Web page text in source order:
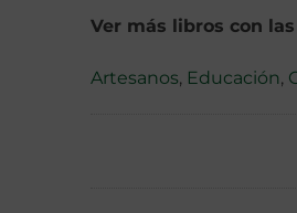
Ver más libros con
Artesanos, Educación,